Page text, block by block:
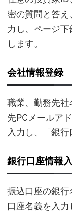
密の質問と答え
力し、ページ
します。
会社情報登録
職業、勤務先
先PCメールア
入力し、「銀行
銀行口座情報
振込口座の銀行
口座名義を入